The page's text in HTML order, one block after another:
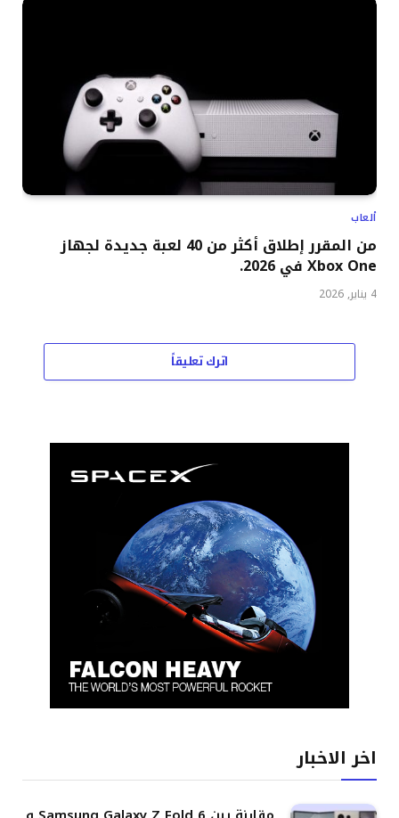
ألعاب
من المقرر إطلاق أكثر من 40 لعبة جديدة لجهاز
Xbox One في 2026.
4 يناير, 2026
اترك تعليقاً
اخر الاخبار